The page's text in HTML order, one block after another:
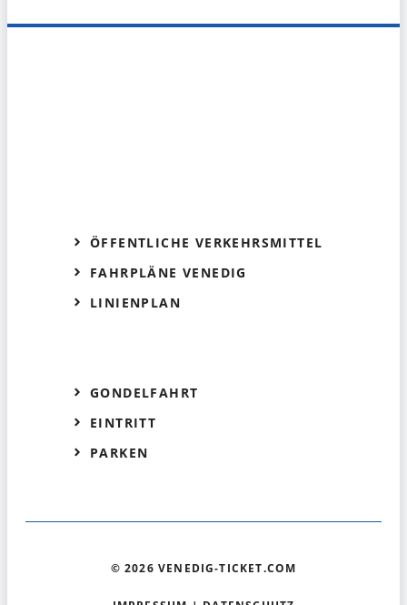
ÖFFENTLICHE VERKEHRSMITTEL
FAHRPLÄNE VENEDIG
LINIENPLAN
GONDELFAHRT
EINTRITT
PARKEN
© 2026 VENEDIG-TICKET.COM